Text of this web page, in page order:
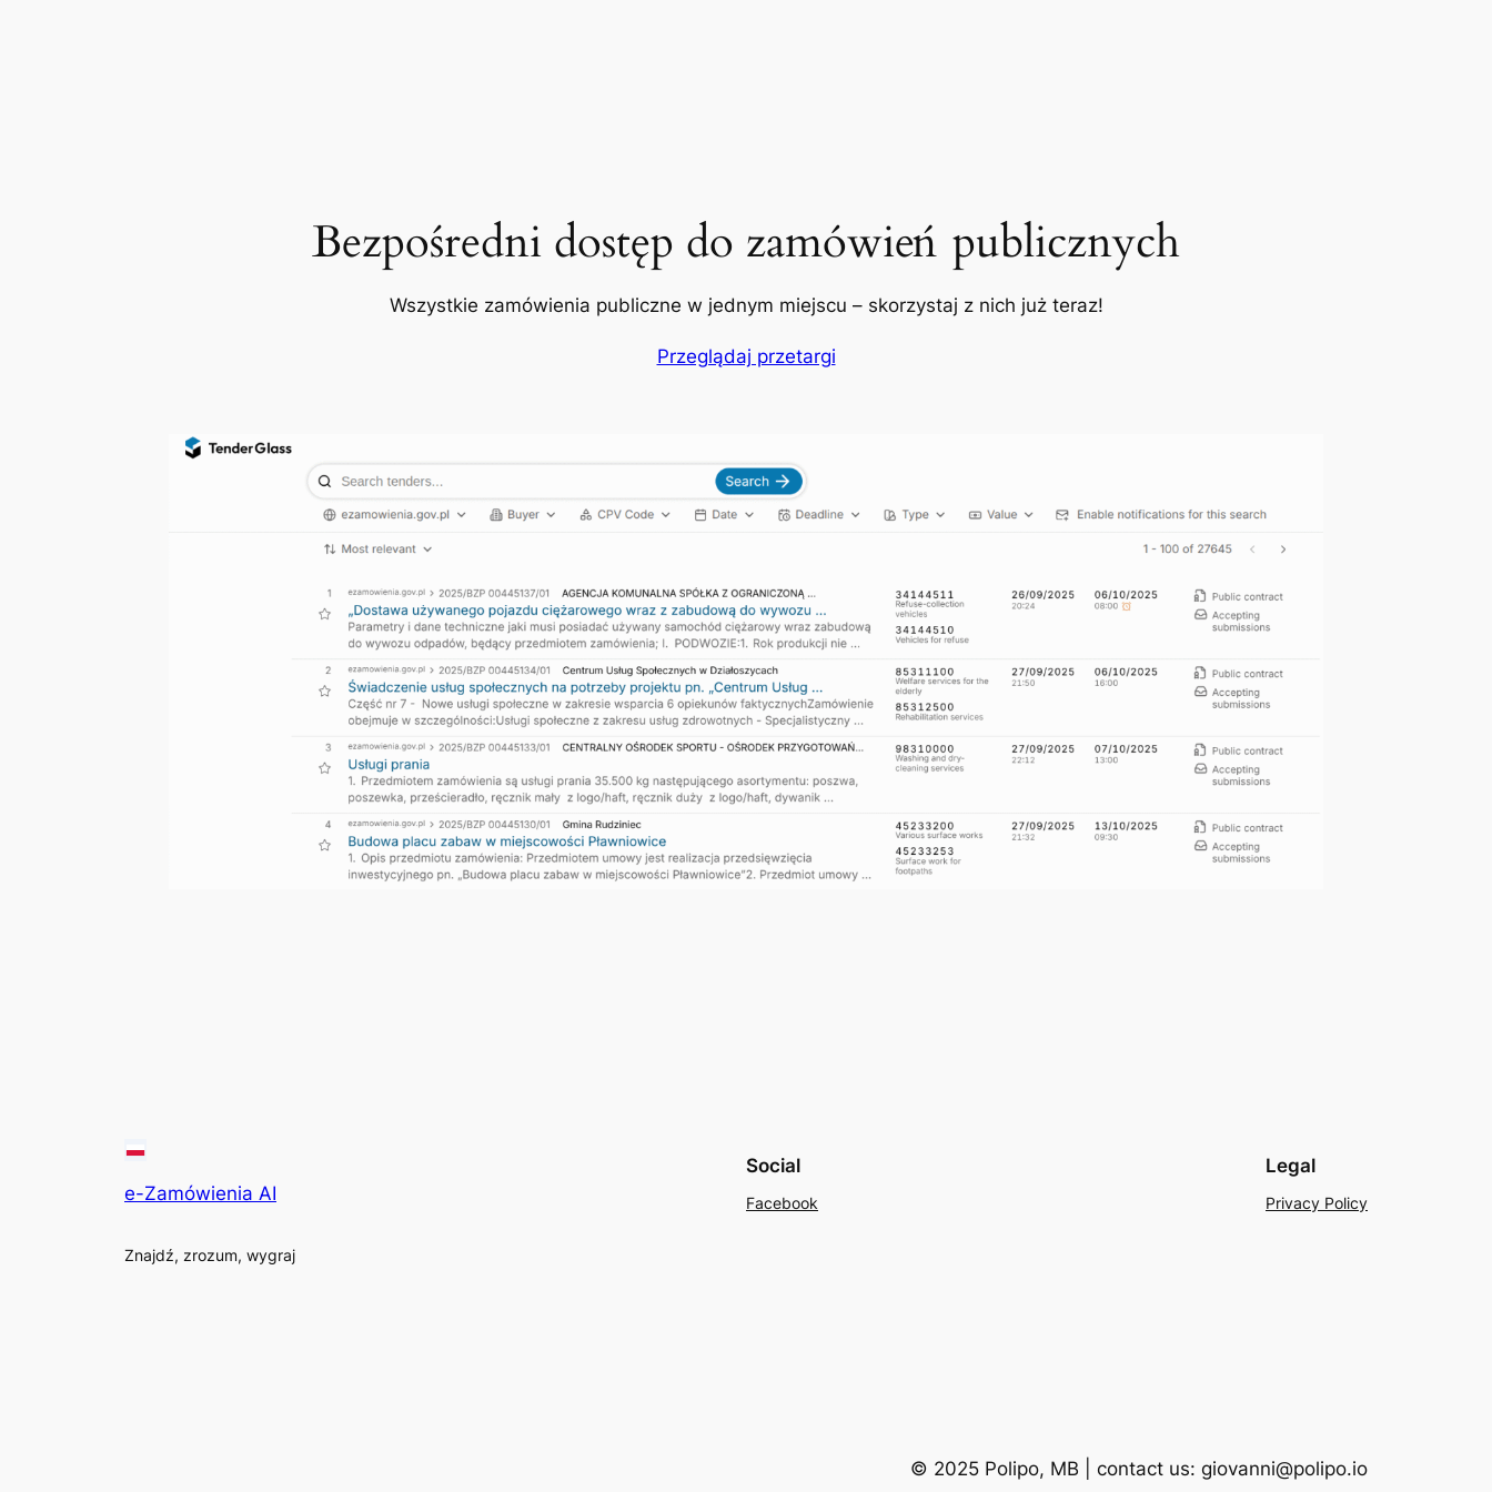
Bezpośredni dostęp do zamówień publicznych
Wszystkie zamówienia publiczne w jednym miejscu – skorzystaj z nich już teraz!
Przeglądaj przetargi
e-Zamówienia AI
Znajdź, zrozum, wygraj
Social
Facebook
Legal
Privacy Policy
© 2025 Polipo, MB | contact us: giovanni@polipo.io